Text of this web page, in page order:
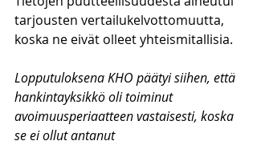
tarjousten vertailukelvottomuutta,
koska ne eivät olleet yhteismitallisia.
Lopputuloksena KHO päätyi siihen, että
hankintayksikkö oli toiminut
avoimuusperiaatteen vastaisesti, koska
se ei ollut antanut